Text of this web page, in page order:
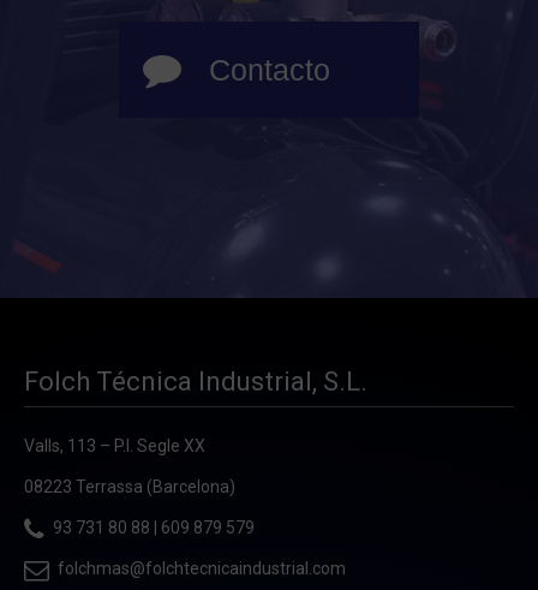
Contacto
Folch Técnica Industrial, S.L.
Valls, 113 – P.I. Segle XX
08223 Terrassa (Barcelona)
93 731 80 88 609 879 579
folchmas@folchtecnicaindustrial.com